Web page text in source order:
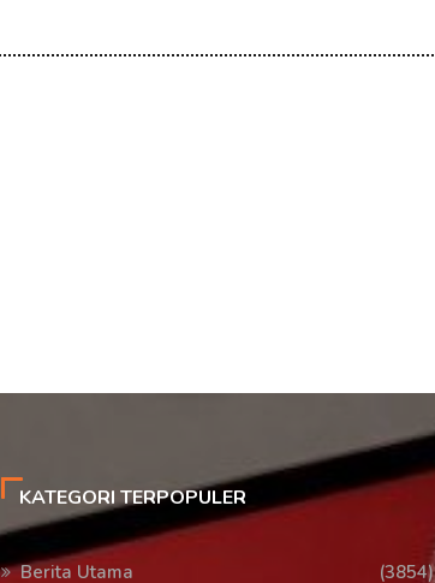
KATEGORI TERPOPULER
Berita Utama (3854)